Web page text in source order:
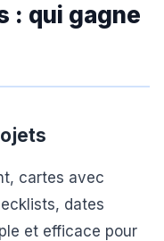
: qui gagne
cartes avec
dates
et efficace pour